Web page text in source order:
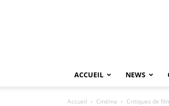
ACCUEIL NEWS
Accueil Cinéma Critiques de